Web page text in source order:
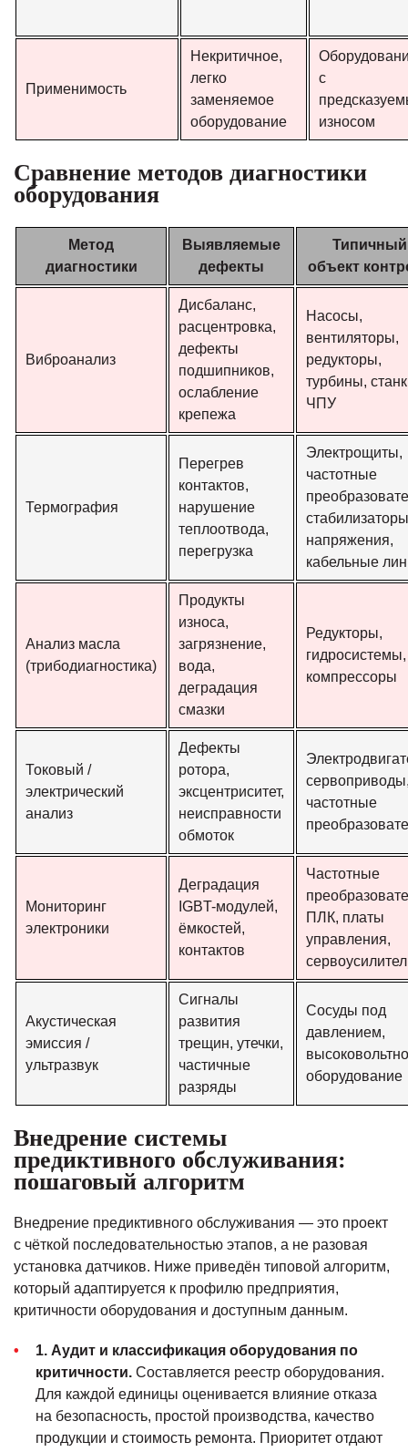
Применимость
Некритичное,
легко
заменяемое
оборудование
с
износом
Сравнение методов диагностики
оборудования
Метод
диагностики
Выявляемые
дефекты
Типичный
объект
Виброанализ
Дисбаланс,
расцентровка,
дефекты
подшипников,
ослабление
крепежа
Насосы,
вентиляторы,
редукторы,
турбины,
ЧПУ
Термография
Перегрев
контактов,
нарушение
теплоотвода,
перегрузка
Электрощиты,
частотные
стабилизаторы
напряжения,
кабельные
Анализ масла
(трибодиагностика)
Продукты
износа,
загрязнение,
вода,
деградация
смазки
Редукторы,
гидросистемы,
компрессоры
Токовый /
электрический
анализ
Дефекты
ротора,
эксцентриситет,
неисправности
обмоток
частотные
Мониторинг
электроники
Деградация
IGBT-модулей,
ёмкостей,
контактов
Частотные
ПЛК, платы
управления,
Акустическая
эмиссия /
ультразвук
Сигналы
развития
трещин, утечки,
частичные
разряды
Сосуды под
давлением,
оборудование
Внедрение системы
предиктивного обслуживания:
пошаговый алгоритм
Внедрение предиктивного обслуживания — это проект
с чёткой последовательностью этапов, а не разовая
установка датчиков. Ниже приведён типовой алгоритм,
который адаптируется к профилю предприятия,
критичности оборудования и доступным данным.
1. Аудит и классификация оборудования по
критичности. Составляется реестр оборудования.
Для каждой единицы оценивается влияние отказа
на безопасность, простой производства, качество
продукции и стоимость ремонта. Приоритет отдают
У вас остались вопросы?